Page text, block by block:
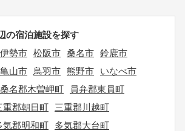
の宿泊施設を探す
伊勢市 松阪市 桑名市 鈴鹿市
亀山市 鳥羽市 熊野市
いなべ市
桑名郡木曽岬町
員弁郡東員町
重郡朝日町
三重郡川越町
気郡明和町
多気郡大台町